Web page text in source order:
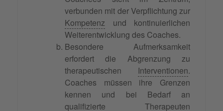
verbunden mit der Verpflichtung zur
Kompetenz und kontinuierlichen
Weiterentwicklung des Coaches.
Besondere Aufmerksamkeit
erfordert die Abgrenzung zu
therapeutischen Interventionen.
Coaches müssen ihre Grenzen
kennen und bei Bedarf an
qualifizierte Therapeuten